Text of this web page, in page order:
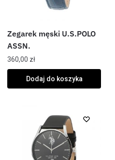
Zegarek męski U.S.POLO
ASSN.
360,00 zł
Dodaj do koszyka